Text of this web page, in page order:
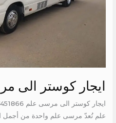
ايجار كوستر الى
علم تُعدّ مرسى علم واحدة من أجمل